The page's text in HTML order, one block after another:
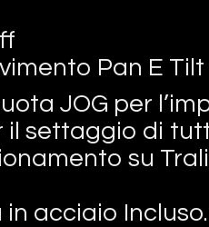
Pan E Tilt
JOG per
il settaggio di
su
acciaio Incluso.